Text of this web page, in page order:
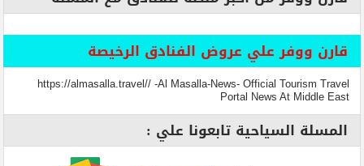
قارن ووفر علي عروض الفنادق الرخيصة
https://almasalla.travel// -Al Masalla-News- Official Tourism Travel
Portal News At Middle East
المسلة السياحية تابعونا علي :